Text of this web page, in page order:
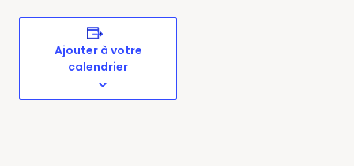
Ajouter à votre
calendrier